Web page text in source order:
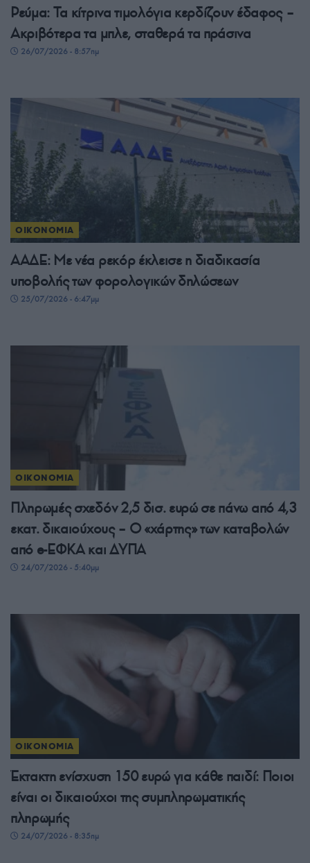
Ρεύμα: Τα κίτρινα τιμολόγια κερδίζουν έδαφος –
Ακριβότερα τα μπλε, σταθερά τα πράσινα
26/07/2026 - 8:57πμ
ΟΙΚΟΝΟΜΙΑ
ΑΑΔΕ: Με νέα ρεκόρ έκλεισε η διαδικασία
υποβολής των φορολογικών δηλώσεων
25/07/2026 - 6:47μμ
ΟΙΚΟΝΟΜΙΑ
Πληρωμές σχεδόν 2,5 δισ. ευρώ σε πάνω από 4,3
εκατ. δικαιούχους – Ο «χάρτης» των καταβολών
από e-ΕΦΚΑ και ΔΥΠΑ
24/07/2026 - 5:40μμ
ΟΙΚΟΝΟΜΙΑ
Έκτακτη ενίσχυση 150 ευρώ για κάθε παιδί: Ποιοι
είναι οι δικαιούχοι της συμπληρωματικής
πληρωμής
24/07/2026 - 8:35πμ